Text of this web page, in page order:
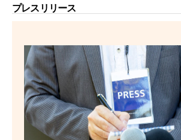
プレスリリース